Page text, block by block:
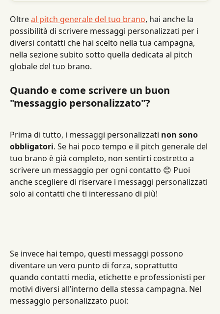
Oltre al pitch generale del tuo brano, hai anche la
possibilità di scrivere messaggi personalizzati per i
diversi contatti che hai scelto nella tua campagna,
nella sezione subito sotto quella dedicata al pitch
globale del tuo brano.
Quando e come scrivere un buon
"messaggio personalizzato"?
Prima di tutto, i messaggi personalizzati non sono
obbligatori. Se hai poco tempo e il pitch generale del
tuo brano è già completo, non sentirti costretto a
scrivere un messaggio per ogni contatto 😊 Puoi
anche scegliere di riservare i messaggi personalizzati
solo ai contatti che ti interessano di più!
Se invece hai tempo, questi messaggi possono
diventare un vero punto di forza, soprattutto
quando contatti media, etichette e professionisti per
motivi diversi all’interno della stessa campagna. Nel
messaggio personalizzato puoi: